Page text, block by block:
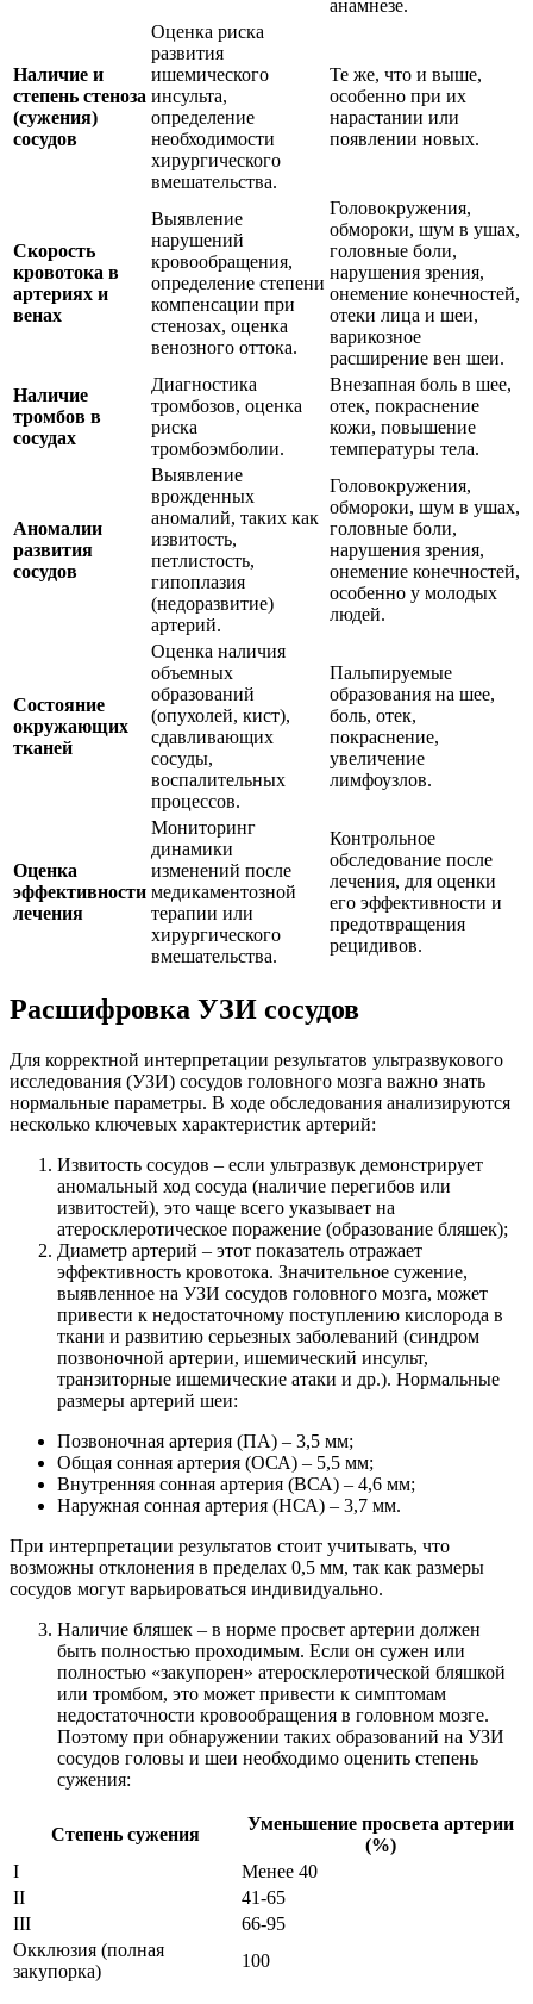
анамнезе.
Наличие и
степень стеноза
(сужения)
сосудов
Оценка риска
развития
ишемического
инсульта,
определение
необходимости
хирургического
вмешательства.
Те же, что и выше,
особенно при их
нарастании или
появлении новых.
Скорость
кровотока в
артериях и
венах
Выявление
нарушений
кровообращения,
определение степени
компенсации при
стенозах, оценка
венозного оттока.
Головокружения,
обмороки, шум в ушах,
головные боли,
нарушения зрения,
онемение конечностей,
отеки лица и шеи,
варикозное
расширение вен шеи.
Наличие
тромбов в
сосудах
Диагностика
тромбозов, оценка
риска
тромбоэмболии.
Внезапная боль в шее,
отек, покраснение
кожи, повышение
температуры тела.
Аномалии
развития
сосудов
Выявление
врожденных
аномалий, таких как
извитость,
петлистость,
гипоплазия
(недоразвитие)
артерий.
Головокружения,
обмороки, шум в ушах,
головные боли,
нарушения зрения,
онемение конечностей,
особенно у молодых
людей.
Состояние
окружающих
тканей
Оценка наличия
объемных
образований
(опухолей, кист),
сдавливающих
сосуды,
воспалительных
процессов.
Пальпируемые
образования на шее,
боль, отек,
покраснение,
увеличение
лимфоузлов.
Оценка
эффективности
лечения
Мониторинг
динамики
изменений после
медикаментозной
терапии или
хирургического
вмешательства.
Контрольное
обследование после
лечения, для оценки
его эффективности и
предотвращения
рецидивов.
Расшифровка УЗИ сосудов
Для корректной интерпретации результатов ультразвукового
исследования (УЗИ) сосудов головного мозга важно знать
нормальные параметры. В ходе обследования анализируются
несколько ключевых характеристик артерий:
Извитость сосудов – если ультразвук демонстрирует
аномальный ход сосуда (наличие перегибов или
извитостей), это чаще всего указывает на
атеросклеротическое поражение (образование бляшек);
Диаметр артерий – этот показатель отражает
эффективность кровотока. Значительное сужение,
выявленное на УЗИ сосудов головного мозга, может
привести к недостаточному поступлению кислорода в
ткани и развитию серьезных заболеваний (синдром
позвоночной артерии, ишемический инсульт,
транзиторные ишемические атаки и др.). Нормальные
размеры артерий шеи:
Позвоночная артерия (ПА) – 3,5 мм;
Общая сонная артерия (ОСА) – 5,5 мм;
Внутренняя сонная артерия (ВСА) – 4,6 мм;
Наружная сонная артерия (НСА) – 3,7 мм.
При интерпретации результатов стоит учитывать, что
возможны отклонения в пределах 0,5 мм, так как размеры
сосудов могут варьироваться индивидуально.
Наличие бляшек – в норме просвет артерии должен
быть полностью проходимым. Если он сужен или
полностью «закупорен» атеросклеротической бляшкой
или тромбом, это может привести к симптомам
недостаточности кровообращения в головном мозге.
Поэтому при обнаружении таких образований на УЗИ
сосудов головы и шеи необходимо оценить степень
сужения:
Степень сужения
Уменьшение просвета артерии
(%)
I
Менее 40
II
41-65
III
66-95
Окклюзия (полная
закупорка)
100